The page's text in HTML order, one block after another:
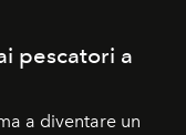
pescatori a
a diventare un